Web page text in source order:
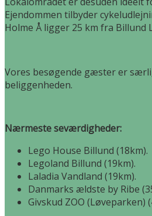
Ejendommen tilbyder
Holme Å ligger 25 km fra Billund
Vores besøgende gæster er
beliggenheden.
Nærmeste seværdigheder:
Lego House Billund (18km).
Legoland Billund (19km).
Laladia Vandland (19km).
Danmarks ældste by Ribe
Givskud ZOO (Løveparken)